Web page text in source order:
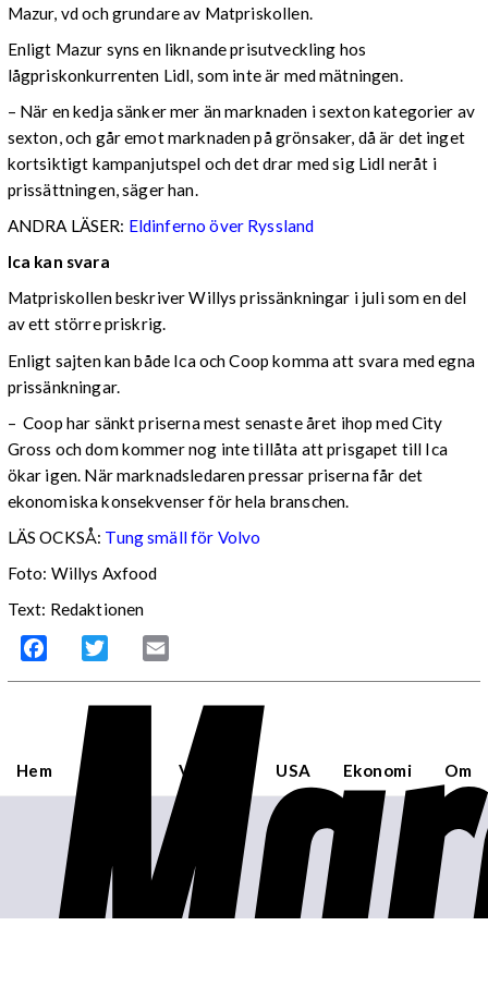
Mazur, vd och grundare av Matpriskollen.
Enligt Mazur syns en liknande prisutveckling hos
lågpriskonkurrenten Lidl, som inte är med mätningen.
– När en kedja sänker mer än marknaden i sexton kategorier av
sexton, och går emot marknaden på grönsaker, då är det inget
kortsiktigt kampanjutspel och det drar med sig Lidl neråt i
prissättningen, säger han.
ANDRA LÄSER: Eldinferno över Ryssland
Ica kan svara
Matpriskollen beskriver Willys prissänkningar i juli som en del
av ett större priskrig.
Enligt sajten kan både Ica och Coop komma att svara med egna
prissänkningar.
– Coop har sänkt priserna mest senaste året ihop med City
Gross och dom kommer nog inte tillåta att prisgapet till Ica
ökar igen. När marknadsledaren pressar priserna får det
ekonomiska konsekvenser för hela branschen.
LÄS OCKSÅ: Tung smäll för Volvo
Foto: Willys Axfood
Text: Redaktionen
Facebook Twitter
Hem Världen USA Ekonomi Om